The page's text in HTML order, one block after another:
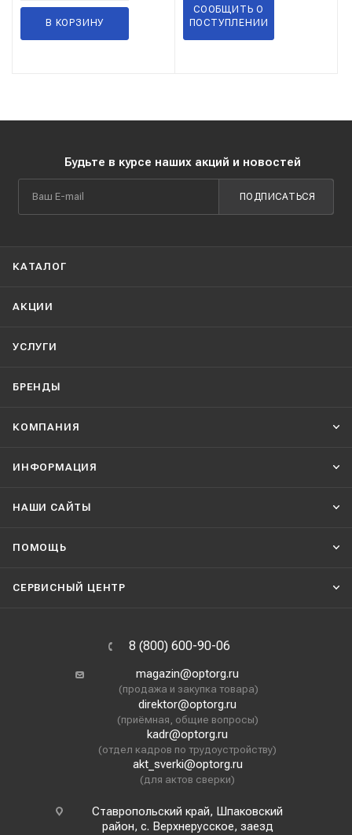
В КОРЗИНУ
СООБЩИТЬ О
ПОСТУПЛЕНИИ
Будьте в курсе наших акций и новостей
ПОДПИСАТЬСЯ
КАТАЛОГ
АКЦИИ
УСЛУГИ
БРЕНДЫ
КОМПАНИЯ
ИНФОРМАЦИЯ
НАШИ CАЙТЫ
ПОМОЩЬ
СЕРВИСНЫЙ ЦЕНТР
8 (800) 600-90-06
magazin@optorg.ru
(продажа и закупка товара)
direktor@optorg.ru
(приёмная, общие вопросы)
kadr@optorg.ru
(отдел кадров по трудоустройству)
akt_sverki@optorg.ru
(для актов сверки)
Ставропольский край, Шпаковский
район, с. Верхнерусское, заезд